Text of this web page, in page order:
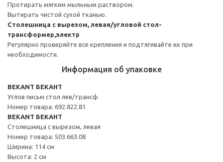
Протирать мягким мыльным раствором.
Вытирать чистой сухой тканью.
Столешница с вырезом, левая/угловой стол-
трансформер,электр
Регулярно проверяйте все крепления и подтягивайте их при
необходимости.
Информация об упаковке
BEKANT БЕКАНТ
Углов письм стол лев/трансф
Номер товара: 692.822.81
BEKANT БЕКАНТ
Столешница с вырезом, левая
Номер товара: 503.663.08
Ширина: 114 см
Высота: 2 см